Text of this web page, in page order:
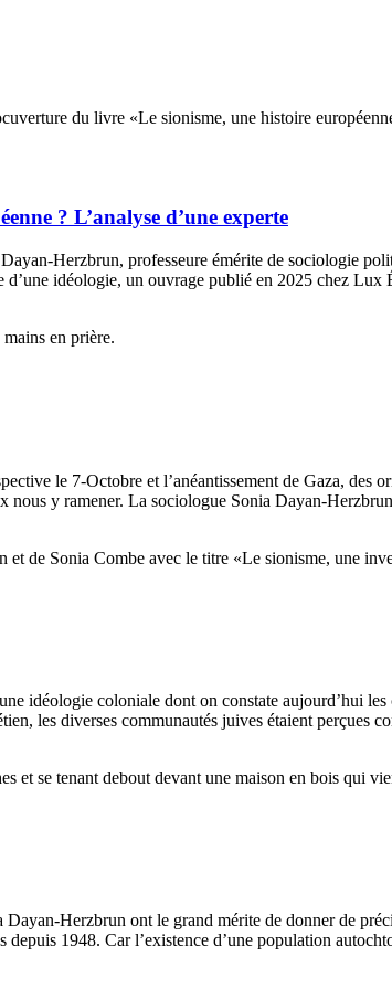
? L’analyse d’une experte
Herzbrun, professeure émérite de sociologie
d’une idéologie, un ouvrage publié en 2025 chez
le 7-Octobre et l’anéantissement de Gaza,
nous y ramener. La sociologue Sonia Dayan-
idéologie coloniale dont on constate aujourd’hui
les diverses communautés juives étaient perçues
Herzbrun ont le grand mérite de donner de
1948. Car l’existence d’une population